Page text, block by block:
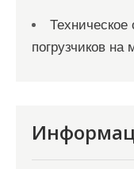
погрузчиков на